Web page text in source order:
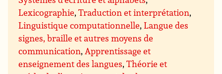
Lexicographie,Traduction et interprétation,
Linguistique computationnelle,Langue des
signes, braille et autres moyens de
communication,Apprentissage et
enseignement des langues,Théorie et